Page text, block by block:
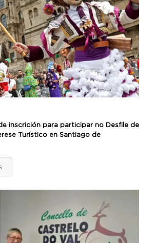
inscrición para participar no Desfile de
Turístico en Santiago de